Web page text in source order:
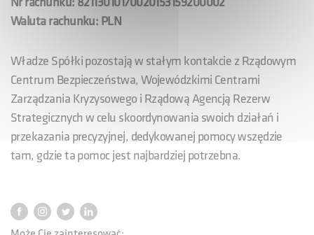
Waluta rachunku: PLN
Władze Spółki pozostają w stałym kontakcie z Rządowym
Centrum Bezpieczeństwa, Wojewódzkimi Centrami
Zarządzania Kryzysowego i Rządową Agencją Rezerw
Strategicznych w celu skoordynowania swoich działań i
przekazania precyzyjnej, dedykowanej pomocy wszędzie
tam, gdzie ta pomoc jest najbardziej potrzebna.